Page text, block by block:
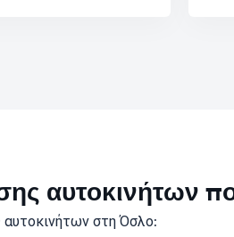
αυτοκινήτων
στη Όσλο: